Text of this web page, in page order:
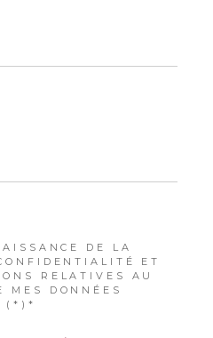
DE LA
ET
RELATIVES AU
MES DONNÉES
(*)*